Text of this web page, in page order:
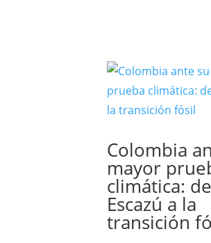
Colombia
mayor
climática: de
Escazú a la
transición